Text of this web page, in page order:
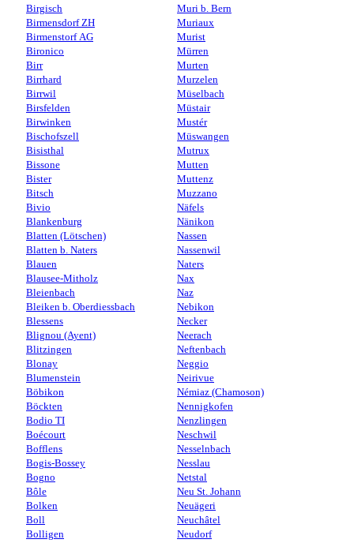
Birgisch
Birmensdorf ZH
Birmenstorf AG
Bironico
Birr
Birrhard
Birrwil
Birsfelden
Birwinken
Bischofszell
Bisisthal
Bissone
Bister
Bitsch
Bivio
Blankenburg
Blatten (Lötschen)
Blatten b. Naters
Blauen
Blausee-Mitholz
Bleienbach
Bleiken b. Oberdiessbach
Blessens
Blignou (Ayent)
Blitzingen
Blonay
Blumenstein
Böbikon
Böckten
Bodio TI
Boécourt
Bofflens
Bogis-Bossey
Bogno
Bôle
Bolken
Boll
Bolligen
Muri b. Bern
Muriaux
Murist
Mürren
Murten
Murzelen
Müselbach
Müstair
Mustér
Müswangen
Mutrux
Mutten
Muttenz
Muzzano
Näfels
Nänikon
Nassen
Nassenwil
Naters
Nax
Naz
Nebikon
Necker
Neerach
Neftenbach
Neggio
Neirivue
Némiaz (Chamoson)
Nennigkofen
Nenzlingen
Neschwil
Nesselnbach
Nesslau
Netstal
Neu St. Johann
Neuägeri
Neuchâtel
Neudorf